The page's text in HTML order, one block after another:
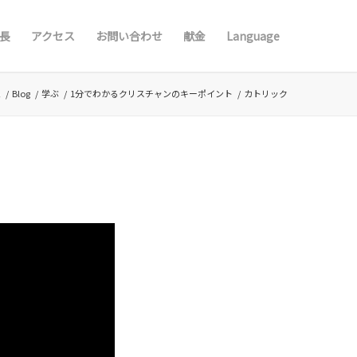
アクセス お問い合わせ 献金 Language
/ Blog / 学ぶ / 1分でわかるクリスチャンのキーポイント / カトリック